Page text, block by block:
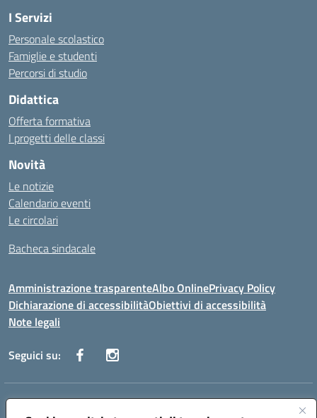
I Servizi
Personale scolastico
Famiglie e studenti
Percorsi di studio
Didattica
Offerta formativa
I progetti delle classi
Novità
Le notizie
Calendario eventi
Le circolari
Bacheca sindacale
Amministrazione trasparenteAlbo OnlinePrivacy Policy
Dichiarazione di accessibilitàObiettivi di accessibilità
Note legali
Seguici su:
Indirizzo: